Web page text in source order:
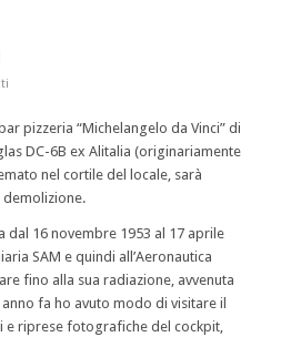
pizzeria “Michelangelo da Vinci” di
DC-6B ex Alitalia (originariamente
nel cortile del locale, sarà
demolizione.
dal 16 novembre 1953 al 17 aprile
SAM e quindi all’Aeronautica
fino alla sua radiazione, avvenuta
fa ho avuto modo di visitare il
e riprese fotografiche del cockpit,